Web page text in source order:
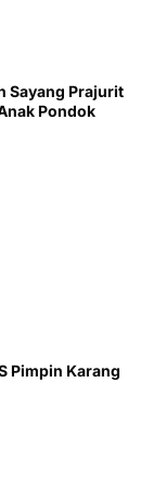
Sayang Prajurit
Pondok
Pimpin Karang